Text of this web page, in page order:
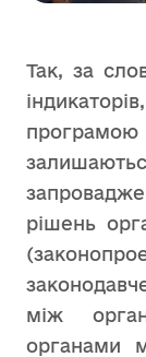
Так, за
рішень
між
органами